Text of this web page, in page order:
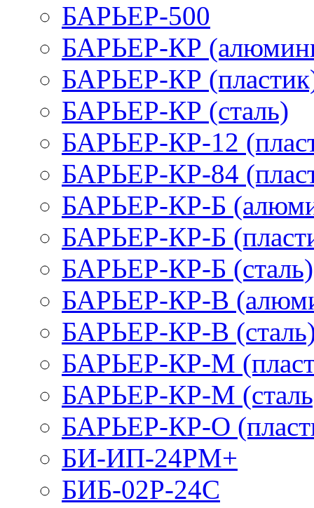
БАРЬЕР-500
БАРЬЕР-КР
БАРЬЕР-КР
БАРЬЕР-КР (сталь)
БАРЬЕР-КР-12
БАРЬЕР-КР-84
БАРЬЕР-КР-Б
БАРЬЕР-КР-Б
БАРЬЕР-КР-Б (сталь)
БАРЬЕР-КР-В
БАРЬЕР-КР-В
БАРЬЕР-КР-М
БАРЬЕР-КР-М
БАРЬЕР-КР-О
БИ-ИП-24РМ+
БИБ-02Р-24С